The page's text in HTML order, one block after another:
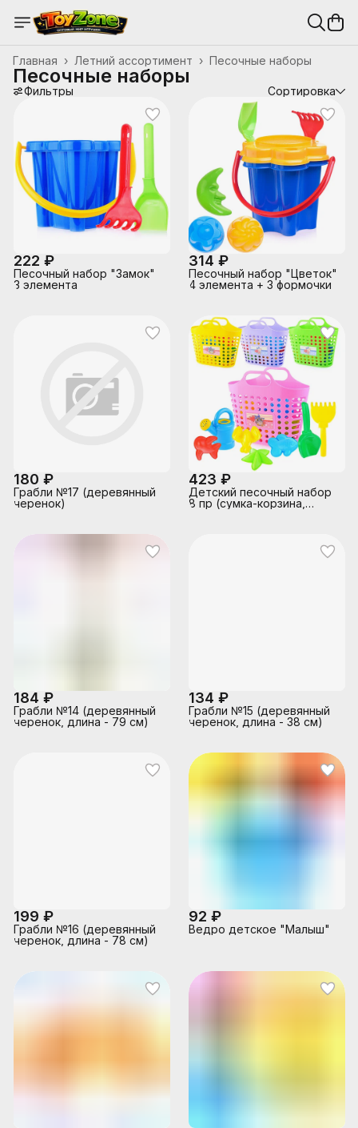
Песочные наборы
Летний ассортимент ›
Главная ›
Песочные наборы
Фильтры Сортировка
222 ₽
Песочный набор "Замок"
3 элемента
314 ₽
Песочный набор "Цветок"
4 элемента + 3 формочки
180 ₽
Грабли №17 (деревянный
черенок)
423 ₽
Детский песочный набор
8 пр (сумка-корзина,
184 ₽
Грабли №14 (деревянный
черенок, длина - 79 см)
134 ₽
Грабли №15 (деревянный
черенок, длина - 38 см)
199 ₽
Грабли №16 (деревянный
черенок, длина - 78 см)
92 ₽
Ведро детское "Малыш"